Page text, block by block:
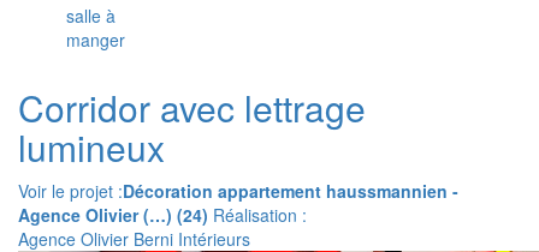
salle à
manger
Corridor avec lettrage
lumineux
Voir le projet :Décoration appartement haussmannien -
Agence Olivier (…) (24) Réalisation :
Agence Olivier Berni Intérieurs